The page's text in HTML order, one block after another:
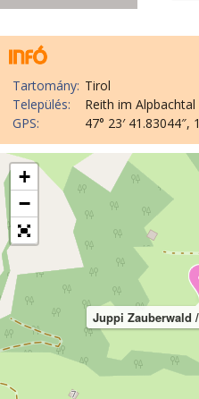
Tartomány: Tirol
Település:
Reith im Alpbachtal
GPS:
47° 23′ 41.83044″,
Juppi Zauberwald
+
−